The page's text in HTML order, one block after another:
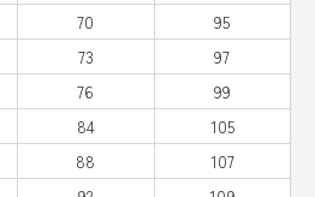
70
95
73
97
76
99
84
105
88
107